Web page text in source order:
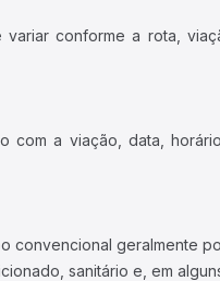
conforme a rota,
com a viação, data,
convencional geralmente
sanitário e, em